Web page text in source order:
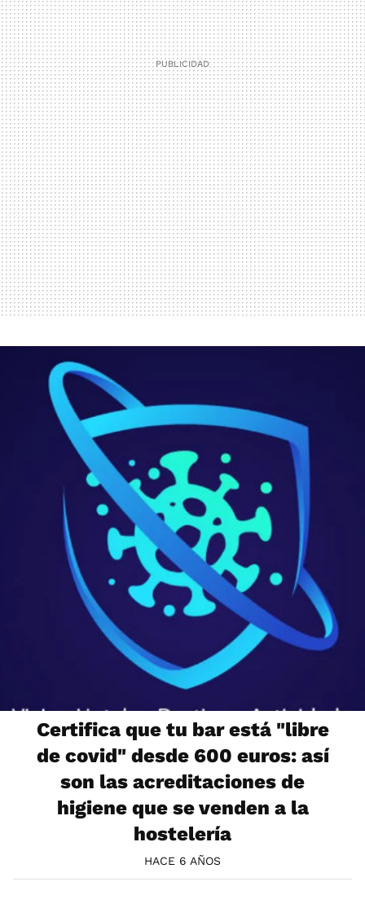
Certifica que tu bar está "libre
de covid" desde 600 euros: así
son las acreditaciones de
higiene que se venden a la
hostelería
HACE 6 AÑOS